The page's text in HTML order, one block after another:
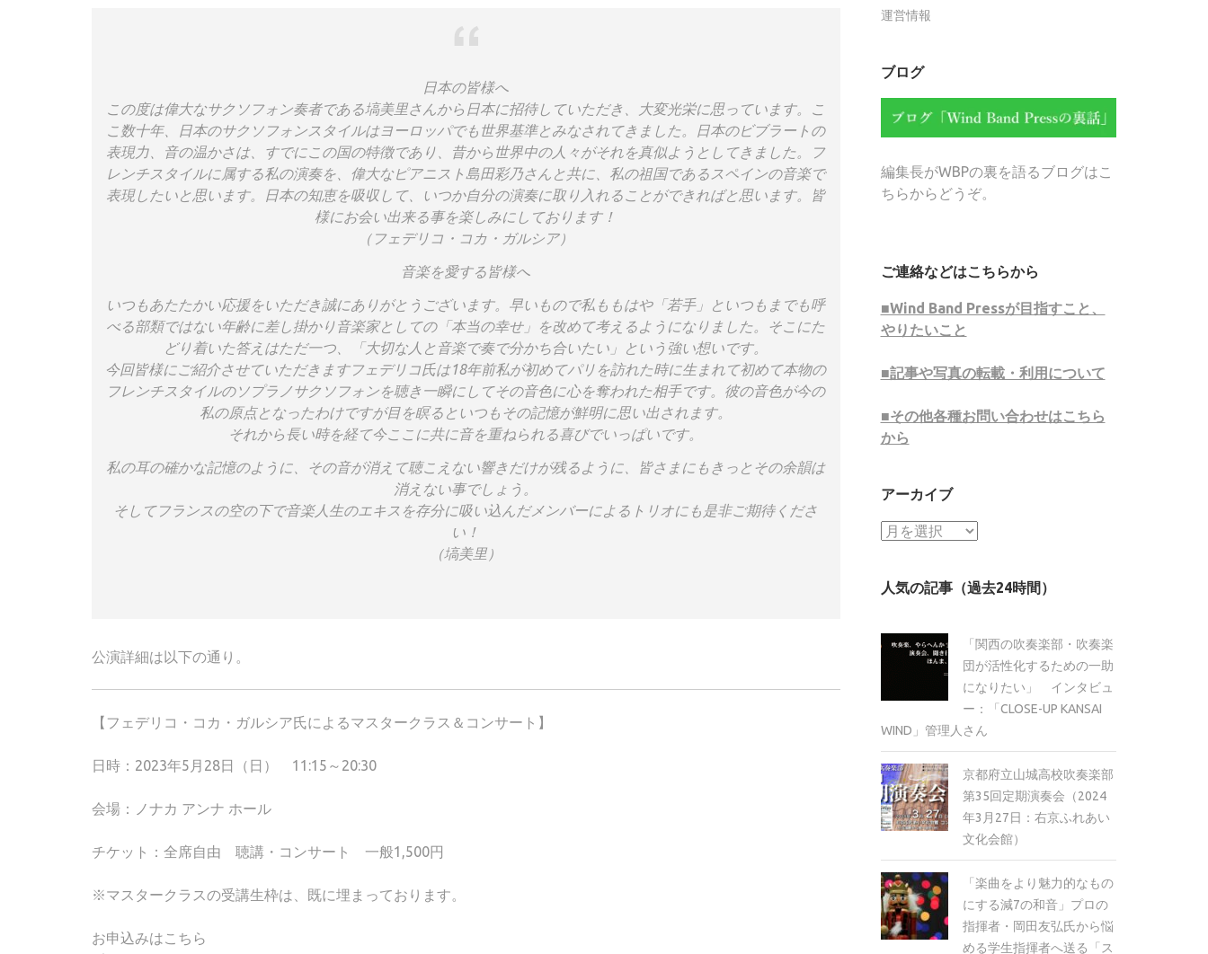
日本の皆様へ
この度は偉大なサクソフォン奏者である塙美里さんから日本に招待していただき、大変光栄に思っています。こ
こ数十年、日本のサクソフォンスタイルはヨーロッパでも世界基準とみなされてきました。日本のビブラートの
表現力、音の温かさは、すでにこの国の特徴であり、昔から世界中の人々がそれを真似ようとしてきました。フ
レンチスタイルに属する私の演奏を、偉大なピアニスト島田彩乃さんと共に、私の祖国であるスペインの音楽で
表現したいと思います。日本の知恵を吸収して、いつか自分の演奏に取り入れることができればと思います。皆
様にお会い出来る事を楽しみにしております！
（フェデリコ・コカ・ガルシア）
音楽を愛する皆様へ
いつもあたたかい応援をいただき誠にありがとうございます。早いもので私ももはや「若手」といつもまでも呼
べる部類ではない年齢に差し掛かり音楽家としての「本当の幸せ」を改めて考えるようになりました。そこにた
どり着いた答えはただ一つ、「大切な人と音楽で奏で分かち合いたい」という強い想いです。
今回皆様にご紹介させていただきますフェデリコ氏は18年前私が初めてパリを訪れた時に生まれて初めて本物の
フレンチスタイルのソプラノサクソフォンを聴き一瞬にしてその音色に心を奪われた相手です。彼の音色が今の
私の原点となったわけですが目を瞑るといつもその記憶が鮮明に思い出されます。
それから長い時を経て今ここに共に音を重ねられる喜びでいっぱいです。
私の耳の確かな記憶のように、その音が消えて聴こえない響きだけが残るように、皆さまにもきっとその余韻は
消えない事でしょう。
そしてフランスの空の下で音楽人生のエキスを存分に吸い込んだメンバーによるトリオにも是非ご期待くださ
い！
（塙美里）
公演詳細は以下の通り。
【フェデリコ・コカ・ガルシア氏によるマスタークラス＆コンサート】
日時：2023年5月28日（日） 11:15～20:30
会場：ノナカ アンナ ホール
チケット：全席自由 聴講・コンサート 一般1,500円
※マスタークラスの受講生枠は、既に埋まっております。
お申込みはこちら
運営情報
ブログ
編集長がWBPの裏を語るブログはこ
ちらからどうぞ。
ご連絡などはこちらから
■Wind Band Pressが目指すこと、
やりたいこと
■記事や写真の転載・利用について
■その他各種お問い合わせはこちら
から
アーカイブ
ア
イ
人気の記事（過去24時間）
「関西の吹奏楽部・吹奏楽
団が活性化するための一助
になりたい」 インタビュ
ー：「CLOSE-UP KANSAI
WIND」管理人さん
京都府立山城高校吹奏楽部
第35回定期演奏会（2024
年3月27日：右京ふれあい
文化会館）
「楽曲をより魅力的なもの
にする減7の和音」プロの
指揮者・岡田友弘氏から悩
める学生指揮者へ送る「ス